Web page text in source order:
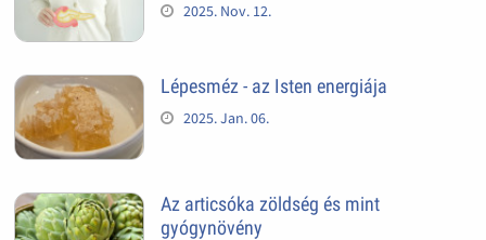
2025. Nov. 12.
Lépesméz - az Isten energiája
2025. Jan. 06.
Az articsóka zöldség és mint
gyógynövény